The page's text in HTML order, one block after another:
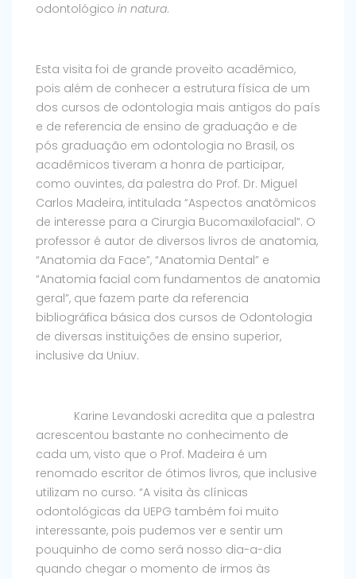
odontológico in natura.
Esta visita foi de grande proveito acadêmico,
pois além de conhecer a estrutura física de um
dos cursos de odontologia mais antigos do país
e de referencia de ensino de graduação e de
pós graduação em odontologia no Brasil, os
acadêmicos tiveram a honra de participar,
como ouvintes, da palestra do Prof. Dr. Miguel
Carlos Madeira, intitulada “Aspectos anatômicos
de interesse para a Cirurgia Bucomaxilofacial”. O
professor é autor de diversos livros de anatomia,
“Anatomia da Face”, “Anatomia Dental” e
“Anatomia facial com fundamentos de anatomia
geral”, que fazem parte da referencia
bibliográfica básica dos cursos de Odontologia
de diversas instituições de ensino superior,
inclusive da Uniuv.
Karine Levandoski acredita que a palestra
acrescentou bastante no conhecimento de
cada um, visto que o Prof. Madeira é um
renomado escritor de ótimos livros, que inclusive
utilizam no curso. “A visita às clínicas
odontológicas da UEPG também foi muito
interessante, pois pudemos ver e sentir um
pouquinho de como será nosso dia-a-dia
quando chegar o momento de irmos às